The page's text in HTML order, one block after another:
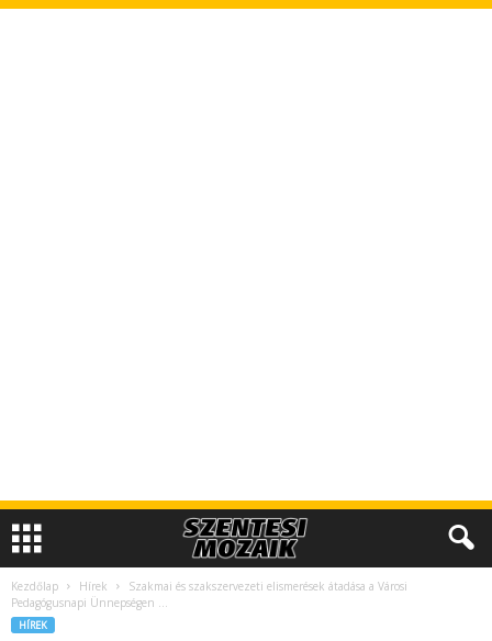
Kezdőlap Hírek
Szakmai és szakszervezeti elismerések átadása a Városi
Pedagógusnapi Ünnepségen …
HÍREK